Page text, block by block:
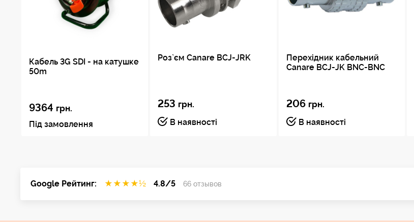
Кабель 3G SDI - на катушке
50m
9364 грн.
Під замовлення
Роз`єм Canare BCJ-JRK
253 грн.
В наявності
Перехідник кабельний
Canare BCJ-JK BNC-BNC
206 грн.
В наявності
Google Рейтинг: ★ ★ ★ ★½ 4.8/5 66 отзывов